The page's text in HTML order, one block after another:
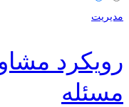
مدیریت
رویکرد
مسئله